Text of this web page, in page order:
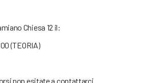
Chiesa 12 il:
(TEORIA)
non esitate a contattarci